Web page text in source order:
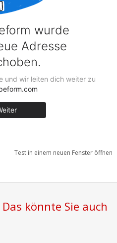
Test in einem neuen Fenster öffnen
könnte Sie auch